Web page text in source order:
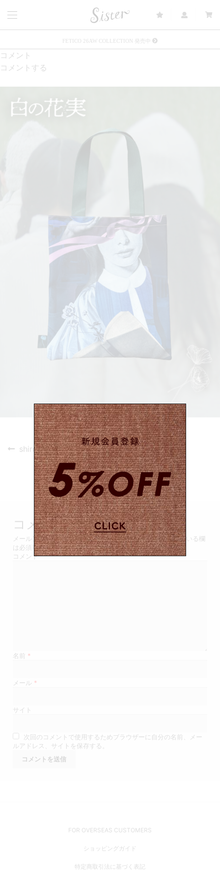
FETICO 26AW COLLECTION 発売中
発売中 : Sister × OJOJO NAITŌ
発売中 : Sister × 前原光榮商店
新規会員登録で5%OFFクーポン配布
コメント
コメントする
投
ゲ
ー
シ
Previous
post:
shiro06
コメントを残す
メールアドレスが公開されることはありません。 *が付いている欄
は必須項目です
コメント
名前 *
メール *
サイト
次回のコメントで使用するためブラウザーに自分の名前、メー
ルアドレス、サイトを保存する。
FOR OVERSEAS CUSTOMERS
ショッピングガイド
特定商取引法に基づく表記